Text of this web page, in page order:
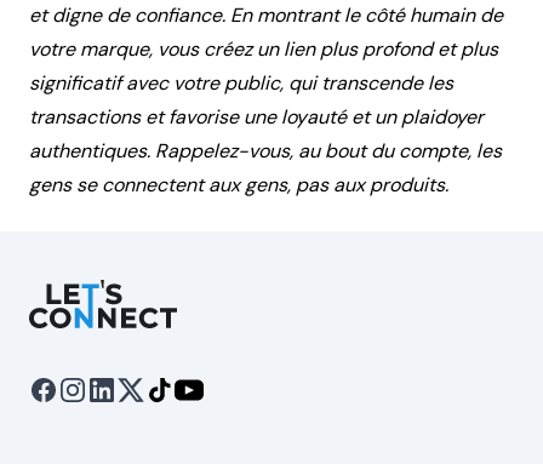
et digne de confiance. En montrant le côté humain de
votre marque, vous créez un lien plus profond et plus
significatif avec votre public, qui transcende les
transactions et favorise une loyauté et un plaidoyer
authentiques. Rappelez-vous, au bout du compte, les
gens se connectent aux gens, pas aux produits.
Let's Connect